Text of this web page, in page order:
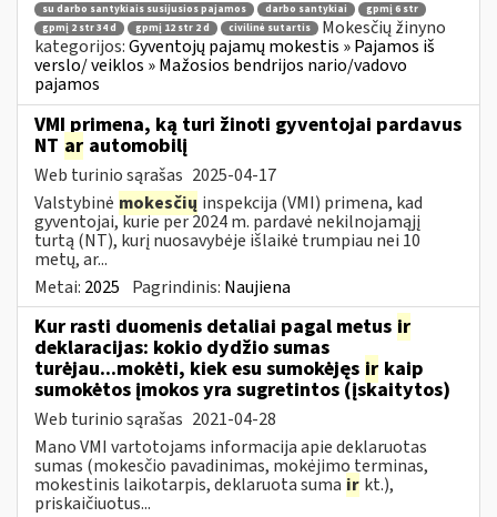
su darbo santykiais susijusios pajamos
darbo santykiai
gpmį 6 str
gpmį 2 str 34 d
gpmį 12 str 2 d civilinė sutartis
Mokesčių žinyno
kategorijos:Gyventojų pajamų mokestis » Pajamos iš
verslo/ veiklos » Mažosios bendrijos nario/vadovo
pajamos
VMI primena, ką turi žinoti gyventojai pardavus
NT ar automobilį
Web turinio sąrašas 2025-04-17
Valstybinė mokesčių inspekcija (VMI) primena, kad
gyventojai, kurie per 2024 m. pardavė nekilnojamąjį
turtą (NT), kurį nuosavybėje išlaikė trumpiau nei 10
metų, ar...
Metai: 2025 Pagrindinis: Naujiena
Kur rasti duomenis detaliai pagal metus ir
deklaracijas: kokio dydžio sumas
turėjau...mokėti, kiek esu sumokėjęs ir kaip
sumokėtos įmokos yra sugretintos (įskaitytos)
Web turinio sąrašas 2021-04-28
Mano VMI vartotojams informacija apie deklaruotas
sumas (mokesčio pavadinimas, mokėjimo terminas,
mokestinis laikotarpis, deklaruota suma ir kt.),
priskaičiuotus...